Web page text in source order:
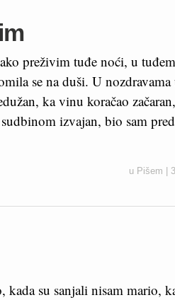
preživim tuđe noći, u
se na duši. U
ka vinu koračao
izvajan, bio sam
u Pišem
kada su sanjali nisam mario,